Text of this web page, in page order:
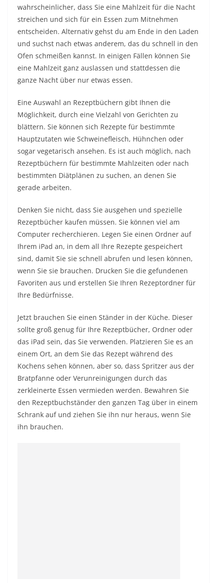
wahrscheinlicher, dass Sie eine Mahlzeit für die Nacht
streichen und sich für ein Essen zum Mitnehmen
entscheiden. Alternativ gehst du am Ende in den Laden
und suchst nach etwas anderem, das du schnell in den
Ofen schmeißen kannst. In einigen Fällen können Sie
eine Mahlzeit ganz auslassen und stattdessen die
ganze Nacht über nur etwas essen.
Eine Auswahl an Rezeptbüchern gibt Ihnen die
Möglichkeit, durch eine Vielzahl von Gerichten zu
blättern. Sie können sich Rezepte für bestimmte
Hauptzutaten wie Schweinefleisch, Hühnchen oder
sogar vegetarisch ansehen. Es ist auch möglich, nach
Rezeptbüchern für bestimmte Mahlzeiten oder nach
bestimmten Diätplänen zu suchen, an denen Sie
gerade arbeiten.
Denken Sie nicht, dass Sie ausgehen und spezielle
Rezeptbücher kaufen müssen. Sie können viel am
Computer recherchieren. Legen Sie einen Ordner auf
Ihrem iPad an, in dem all Ihre Rezepte gespeichert
sind, damit Sie sie schnell abrufen und lesen können,
wenn Sie sie brauchen. Drucken Sie die gefundenen
Favoriten aus und erstellen Sie Ihren Rezeptordner für
Ihre Bedürfnisse.
Jetzt brauchen Sie einen Ständer in der Küche. Dieser
sollte groß genug für Ihre Rezeptbücher, Ordner oder
das iPad sein, das Sie verwenden. Platzieren Sie es an
einem Ort, an dem Sie das Rezept während des
Kochens sehen können, aber so, dass Spritzer aus der
Bratpfanne oder Verunreinigungen durch das
zerkleinerte Essen vermieden werden. Bewahren Sie
den Rezeptbuchständer den ganzen Tag über in einem
Schrank auf und ziehen Sie ihn nur heraus, wenn Sie
ihn brauchen.